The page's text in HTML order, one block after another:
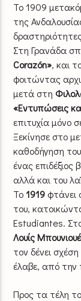
Το 1909
της
Στη Γρανάδα
Corazón», και
φοιτώντας
μετά στη
«Εντυπώσεις
επιτυχία μόνο
Ξεκίνησε στο
καθοδήγηση
ένας επιδέξιος
αλλά και του
Το1919
του,
Estudiantes.
Λουίς
τον δένει
έλαβε, από την
Προς τα τέλη